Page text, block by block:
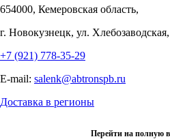
654000, Кемеровская область,
г. Новокузнецк, ул.
+7 (921) 778-35-29
E-mail: salenk@abtronspb.ru
Доставка в регионы
Перейти на полную